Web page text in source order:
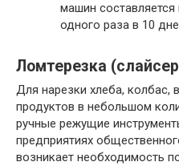
машин
одного раза в 10
Ломтерезка
Для нарезки хлеба, колбас,
продуктов в небольшом
ручные режущие
предприятиях
возникает необходимость